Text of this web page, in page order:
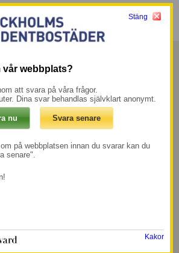
Mina sidor → Meny
köpte vi 14-våningshuset
Stäng
vår webbplats?
att svara på våra frågor.
Dina svar behandlas självklart anonymt.
på webbplatsen innan du svarar kan du
senare".
Kakor